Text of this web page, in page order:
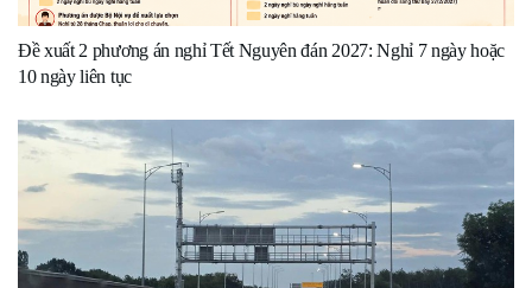
Đề xuất 2 phương án nghỉ Tết Nguyên đán 2027: Nghỉ 7 ngày hoặc
10 ngày liên tục